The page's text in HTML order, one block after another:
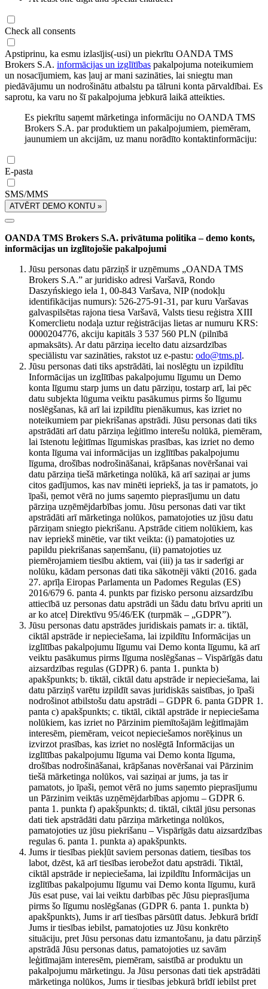
Check all consents
Apstiprinu, ka esmu izlasījis(-usi) un piekrītu OANDA TMS
Brokers S.A. informācijas un izglītības pakalpojuma noteikumiem
un nosacījumiem, kas ļauj ar mani sazināties, lai sniegtu man
piedāvājumu un nodrošinātu atbalstu pa tālruni konta pārvaldībai. Es
saprotu, ka varu no šī pakalpojuma jebkurā laikā atteikties.
Es piekrītu saņemt mārketinga informāciju no OANDA TMS
Brokers S.A. par produktiem un pakalpojumiem, piemēram,
jaunumiem un akcijām, uz manu norādīto kontaktinformāciju:
E-pasta
SMS/MMS
ATVĒRT DEMO KONTU »
OANDA TMS Brokers S.A. privātuma politika – demo konts,
informācijas un izglītojošie pakalpojumi
Jūsu personas datu pārziņš ir uzņēmums „OANDA TMS
Brokers S.A.” ar juridisko adresi Varšavā, Rondo
Daszyńskiego iela 1, 00-843 Varšava, NIP (nodokļu
identifikācijas numurs): 526-275-91-31, par kuru Varšavas
galvaspilsētas rajona tiesa Varšavā, Valsts tiesu reģistra XIII
Komerclietu nodaļa uztur reģistrācijas lietas ar numuru KRS:
0000204776, akciju kapitāls 3 537 560 PLN (pilnībā
apmaksāts). Ar datu pārziņa iecelto datu aizsardzības
speciālistu var sazināties, rakstot uz e-pastu: odo@tms.pl.
Jūsu personas dati tiks apstrādāti, lai noslēgtu un izpildītu
Informācijas un izglītības pakalpojumu līgumu un Demo
konta līgumu starp jums un datu pārziņu, tostarp arī, lai pēc
datu subjekta lūguma veiktu pasākumus pirms šo līgumu
noslēgšanas, kā arī lai izpildītu pienākumus, kas izriet no
noteikumiem par piekrišanas apstrādi. Jūsu personas dati tiks
apstrādāti arī datu pārziņa leģitīmo interešu nolūkā, piemēram,
lai īstenotu leģitīmas līgumiskas prasības, kas izriet no demo
konta līguma vai informācijas un izglītības pakalpojumu
līguma, drošības nodrošināšanai, krāpšanas novēršanai vai
datu pārziņa tiešā mārketinga nolūkā, kā arī saziņai ar jums
citos gadījumos, kas nav minēti iepriekš, ja tas ir pamatots, jo
īpaši, ņemot vērā no jums saņemto pieprasījumu un datu
pārziņa uzņēmējdarbības jomu. Jūsu personas dati var tikt
apstrādāti arī mārketinga nolūkos, pamatojoties uz jūsu datu
pārziņam sniegto piekrišanu. Apstrāde citiem nolūkiem, kas
nav iepriekš minētie, var tikt veikta: (i) pamatojoties uz
papildu piekrišanas saņemšanu, (ii) pamatojoties uz
piemērojamiem tiesību aktiem, vai (iii) ja tas ir saderīgi ar
nolūku, kādam personas dati tika sākotnēji vākti (2016. gada
27. aprīļa Eiropas Parlamenta un Padomes Regulas (ES)
2016/679 6. panta 4. punkts par fizisko personu aizsardzību
attiecībā uz personas datu apstrādi un šādu datu brīvu apriti un
ar ko atceļ Direktīvu 95/46/EK (turpmāk – „GDPR”).
Jūsu personas datu apstrādes juridiskais pamats ir: a. tiktāl,
ciktāl apstrāde ir nepieciešama, lai izpildītu Informācijas un
izglītības pakalpojumu līgumu vai Demo konta līgumu, kā arī
veiktu pasākumus pirms līguma noslēgšanas – Vispārīgās datu
aizsardzības regulas (GDPR) 6. panta 1. punkta b)
apakšpunkts; b. tiktāl, ciktāl datu apstrāde ir nepieciešama, lai
datu pārziņš varētu izpildīt savas juridiskās saistības, jo īpaši
nodrošinot atbilstošu datu apstrādi – GDPR 6. panta GDPR 1.
panta c) apakšpunkts; c. tiktāl, ciktāl apstrāde ir nepieciešama
nolūkiem, kas izriet no Pārzinim piemītošajām leģitīmajām
interesēm, piemēram, veicot nepieciešamos norēķinus un
izvirzot prasības, kas izriet no noslēgtā Informācijas un
izglītības pakalpojumu līguma vai Demo konta līguma,
drošības nodrošināšanai, krāpšanas novēršanai vai Pārzinim
tiešā mārketinga nolūkos, vai saziņai ar jums, ja tas ir
pamatots, jo īpaši, ņemot vērā no jums saņemto pieprasījumu
un Pārzinim veiktās uzņēmējdarbības apjomu – GDPR 6.
panta 1. punkta f) apakšpunkts; d. tiktāl, ciktāl jūsu personas
dati tiek apstrādāti datu pārziņa mārketinga nolūkos,
pamatojoties uz jūsu piekrišanu – Vispārīgās datu aizsardzības
regulas 6. panta 1. punkta a) apakšpunkts.
Jums ir tiesības piekļūt saviem personas datiem, tiesības tos
labot, dzēst, kā arī tiesības ierobežot datu apstrādi. Tiktāl,
ciktāl apstrāde ir nepieciešama, lai izpildītu Informācijas un
izglītības pakalpojumu līgumu vai Demo konta līgumu, kurā
Jūs esat puse, vai lai veiktu darbības pēc Jūsu pieprasījuma
pirms šo līgumu noslēgšanas (GDPR 6. panta 1. punkta b)
apakšpunkts), Jums ir arī tiesības pārsūtīt datus. Jebkurā brīdī
Jums ir tiesības iebilst, pamatojoties uz Jūsu konkrēto
situāciju, pret Jūsu personas datu izmantošanu, ja datu pārziņš
apstrādā Jūsu personas datus, pamatojoties uz savām
leģitīmajām interesēm, piemēram, saistībā ar produktu un
pakalpojumu mārketingu. Ja Jūsu personas dati tiek apstrādāti
mārketinga nolūkos, Jums ir tiesības jebkurā brīdī iebilst pret